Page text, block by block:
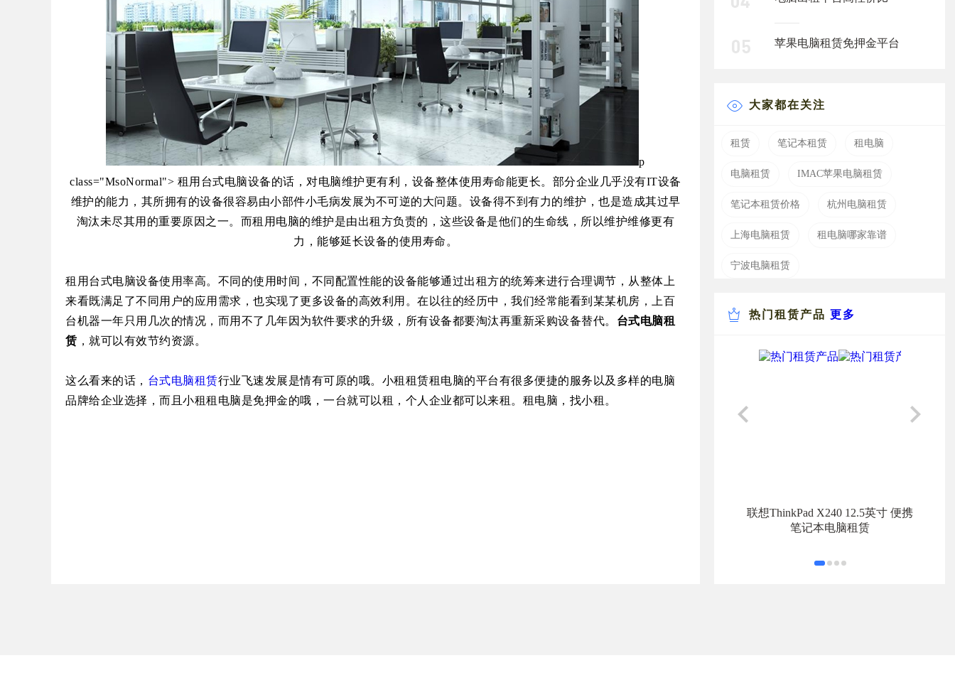
p
class="MsoNormal"> 租用 台式电脑设备的话，对电脑维护更有利 ，设备整体使用寿命能更长。 部分企业 几乎没有IT设备
维护的能力，其所拥有的设备很容易由小部件小毛病发展为不可逆的大问题。设备得不到有力的维护，也是造成其过早
淘汰未尽其用的重要原因之一。而租用 电脑的维护是由出租方负责的 ，这些设备是他们的生命线，所以维护维修更有
力，能够延长设备的使用寿命。
租用 台式电脑设备使用率高。不同的使用时间，不同配置性能的设备能够通过出租方的统筹来进行合理调节，从整体上
来看既满足了不同用户的应用需求，也实现了更多设备的高效利用。在以往的经历中，我们经常能看到某某机房，上百
台机器一年只用几次的情况，而用不了几年因为软件要求的升级，所有设备都要淘汰再重新采购设备替代。 台式电脑租
赁 ，就可以有效节约资源。
这么看来的话， 台式电脑租赁行业飞速发展是情有可原的哦。 小租租赁租电脑的平台有很多便捷的服务 以及 多样的电脑
品牌给企业选择， 而且小租租 电脑是免押金的哦，一台就可以租，个人企业都可以来租。租电脑，找小租。
苹果电脑租赁免押金平台
大家都在关注
租赁 笔记本租赁 租电脑
电脑租赁 IMAC苹果电脑租赁
笔记本租赁价格 杭州电脑租赁
上海电脑租赁 租电脑哪家靠谱
宁波电脑租赁
热门租赁产品 更多
联想ThinkPad X240 12.5英寸 便携
笔记本电脑租赁